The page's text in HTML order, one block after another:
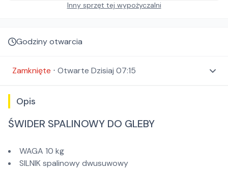
Inny sprzęt tej wypożyczalni
Godziny otwarcia
Zamknięte ⋅ Otwarte Dzisiaj 07:15
Opis
ŚWIDER SPALINOWY DO GLEBY
WAGA 10 kg
SILNIK spalinowy dwusuwowy